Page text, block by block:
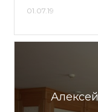
01.07.19